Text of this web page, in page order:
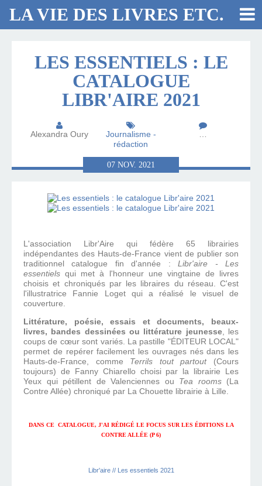
LA VIE DES LIVRES ETC.
LES ESSENTIELS : LE
CATALOGUE
LIBR'AIRE 2021
Alexandra Oury
Journalisme -
rédaction
…
07 NOV. 2021
L'association Libr'Aire qui fédère 65 librairies
indépendantes des Hauts-de-France vient de publier son
traditionnel catalogue fin d'année :Libr'aire - Les
essentiels qui met à l'honneur une vingtaine de livres
choisis et chroniqués par les libraires du réseau. C'est
l'illustratrice Fannie Loget qui a réalisé le visuel de
couverture.
Littérature, poésie, essais et documents, beaux-
livres, bandes dessinées ou littérature jeunesse, les
coups de cœur sont variés. La pastille "ÉDITEUR LOCAL"
permet de repérer facilement les ouvrages nés dans les
Hauts-de-France, comme Terrils tout partout (Cours
toujours) de Fanny Chiarello choisi par la librairie Les
Yeux qui pétillent de Valenciennes ou Tea rooms(La
Contre Allée) chroniqué par La Chouette librairie à Lille.
DANS CE CATALOGUE, J'AI RÉDIGÉ LE FOCUS SUR LES ÉDITIONS LA
CONTRE ALLÉE (P 6)
Libr'aire // Les essentiels 2021